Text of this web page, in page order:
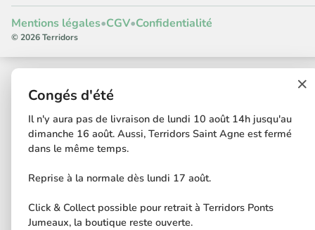
Mentions légales•CGV•Confidentialité
© 2026 Terridors
×
Congés d'été
Il n'y aura pas de livraison de lundi 10 août 14h jusqu'au
dimanche 16 août. Aussi, Terridors Saint Agne est fermé
dans le même temps.
Reprise à la normale dès lundi 17 août.
Click & Collect possible pour retrait à Terridors Ponts
Jumeaux, la boutique reste ouverte.